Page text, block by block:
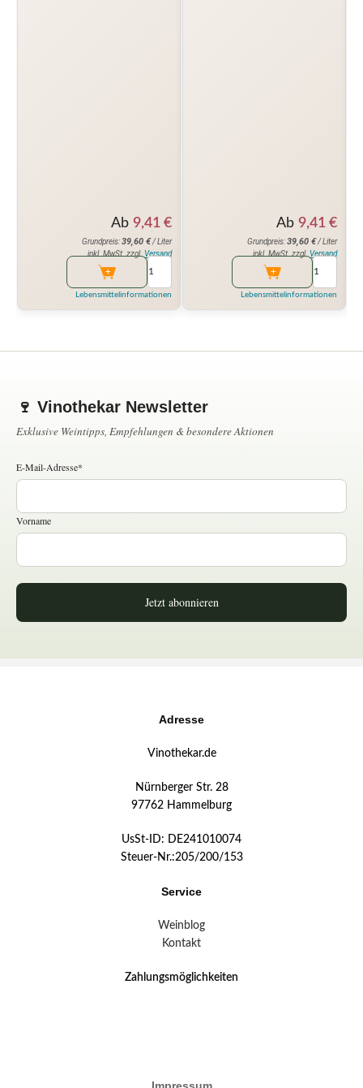
Ab 9,41 €
Grundpreis:39,60 €/ Liter
inkl. MwSt. zzgl. Versand
Lebensmittelinformationen
Ab 9,41 €
Grundpreis:39,60 €/ Liter
inkl. MwSt. zzgl. Versand
Lebensmittelinformationen
🍷 Vinothekar Newsletter
Exklusive Weintipps, Empfehlungen & besondere Aktionen
E-Mail-Adresse*
Vorname
Jetzt abonnieren
Adresse
Vinothekar.de
Nürnberger Str. 28
97762 Hammelburg
UsSt-ID: DE241010074
Steuer-Nr.:205/200/153
Service
Weinblog
Kontakt
Zahlungsmöglichkeiten
Impressum